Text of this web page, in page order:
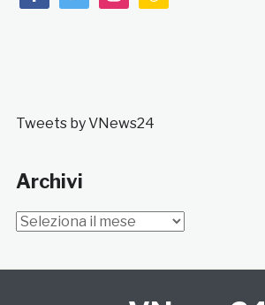
Tweets by VNews24
Archivi
Archivi